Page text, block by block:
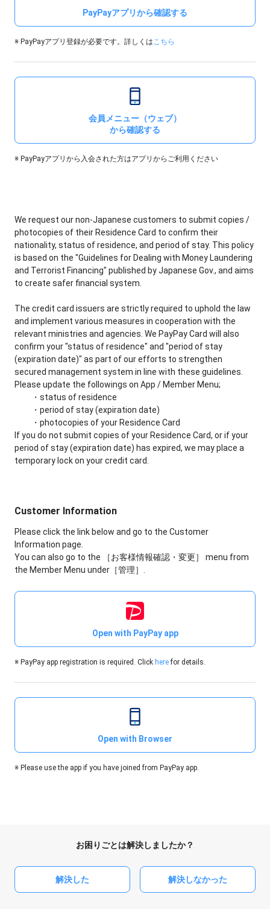
PayPayアプリから確認する
※ PayPayアプリ登録が必要です。詳しくはこちら
会員メニュー（ウェブ）
から確認する
※ PayPayアプリから入会された方はアプリからご利用ください
We request our non-Japanese customers to submit copies /
photocopies of their Residence Card to confirm their
nationality, status of residence, and period of stay. This policy
is based on the "Guidelines for Dealing with Money Laundering
and Terrorist Financing" published by Japanese Gov., and aims
to create safer financial system.
The credit card issuers are strictly required to uphold the law
and implement various measures in cooperation with the
relevant ministries and agencies. We PayPay Card will also
confirm your "status of residence" and "period of stay
(expiration date)" as part of our efforts to strengthen
secured management system in line with these guidelines.
Please update the followings on App / Member Menu;
・status of residence
・period of stay (expiration date)
・photocopies of your Residence Card
If you do not submit copies of your Residence Card, or if your
period of stay (expiration date) has expired, we may place a
temporary lock on your credit card.
Customer Information
Please click the link below and go to the Customer
Information page.
You can also go to the ［お客様情報確認・変更］ menu from
the Member Menu under［管理］.
Open with PayPay app
※ PayPay app registration is required. Click herefor details.
Open with Browser
※ Please use the app if you have joined from PayPay app.
お困りごとは解決しましたか？
解決した 解決しなかった